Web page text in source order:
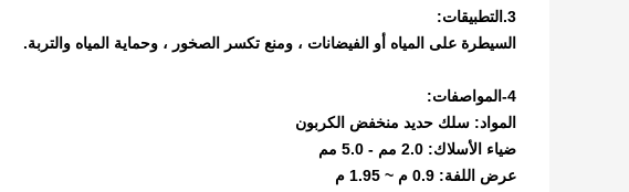
3.التطبيقات:
السيطرة على المياه أو الفيضانات ، ومنع تكسر الصخور ، وحماية المياه والتربة.
4-المواصفات:
المواد: سلك حديد منخفض الكربون
ضياء الأسلاك: 2.0 مم - 5.0 مم
عرض اللفة: 0.9 م ~ 1.95 م